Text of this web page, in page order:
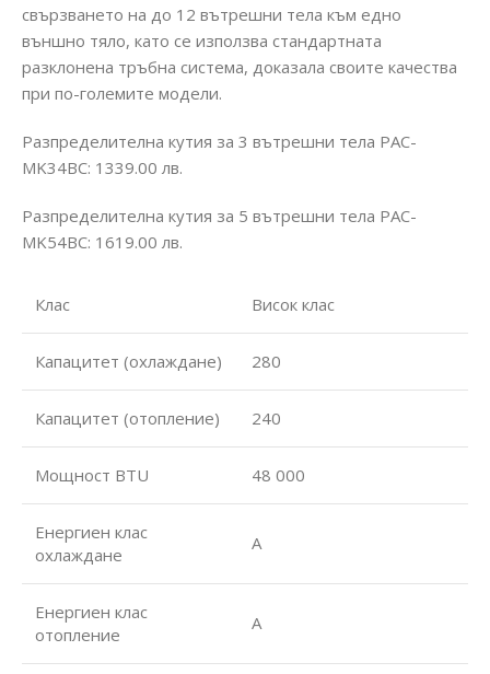
свързването на до 12 вътрешни тела към едно
външно тяло, като се използва стандартната
разклонена тръбна система, доказала своите качества
при по-големите модели.
Разпределителна кутия за 3 вътрешни тела PAC-
MK34BC: 1339.00 лв.
Разпределителна кутия за 5 вътрешни тела PAC-
MK54BC: 1619.00 лв.
Клас Висок клас
Капацитет (охлаждане) 280
Капацитет (отопление) 240
Мощност BTU 48 000
Енергиен клас
охлаждане
А
Енергиен клас
отопление
А